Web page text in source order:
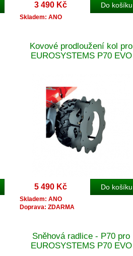
3 490 Kč
Skladem: ANO
Kovové prodloužení kol pro
EUROSYSTEMS P70 EVO
5 490 Kč
Skladem: ANO
Doprava: ZDARMA
Sněhová radlice - P70 pro
EUROSYSTEMS P70 EVO